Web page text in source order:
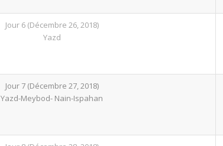
Jour 6 (Décembre 26, 2018)
Yazd
Jour 7 (Décembre 27, 2018)
Yazd-Meybod- Nain-Ispahan